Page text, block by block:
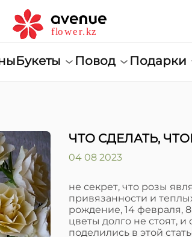
Букеты Повод Подарки
ЧТО СДЕЛАТЬ,
04 08 2023
не секрет, что розы
привязанности и
рождение, 14 февраля,
цветы долго не стоят,
поделились в этой